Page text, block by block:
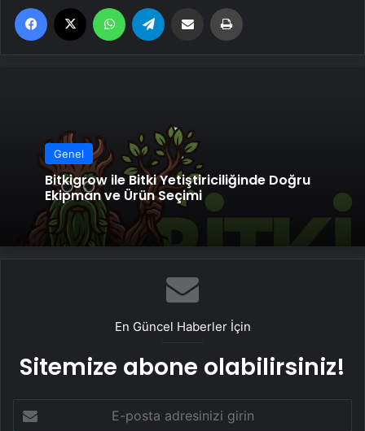
Facebook WhatsApp Email'den paylaş
Genel
Bitkigrow ile Bitki Yetiştiriciliğinde Doğru
Ekipman ve Ürün Seçimi
En Güncel Haberler İçin
Sitemize abone olabilirsiniz!
posta